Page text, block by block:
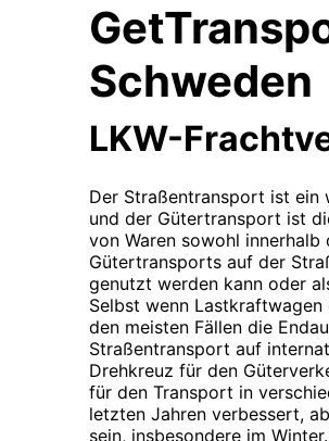
Schweden
LKW-
Der Straßentransport ist ein
und der Gütertransport ist
von Waren sowohl innerhalb
Gütertransports auf der
genutzt werden kann oder
Selbst wenn
den meisten Fällen die
Straßentransport auf
Drehkreuz für den
für den Transport in
letzten Jahren verbessert,
sein, insbesondere im